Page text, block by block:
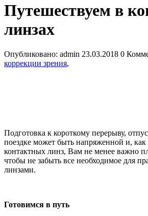
Путешествуем в
линзах
Опубликовано: admin 23.03.2018 0
коррекции зрения,
Подготовка к короткому перерыву,
поездке может быть напряженной и,
контактных линз, Вам не менее важно
чтобы не забыть все необходимое для
линзами.
Готовимся в путь